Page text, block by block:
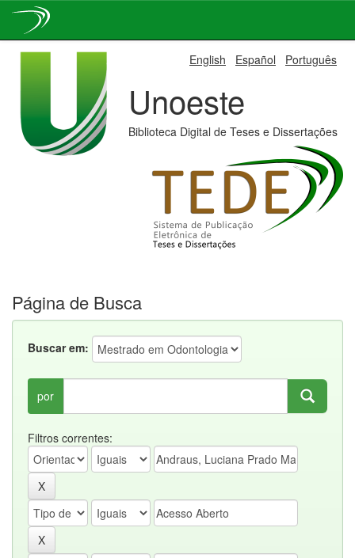
English Español Português
Unoeste
Biblioteca Digital de Teses e Dissertações
Página de Busca
Buscar em:
por
Filtros correntes: